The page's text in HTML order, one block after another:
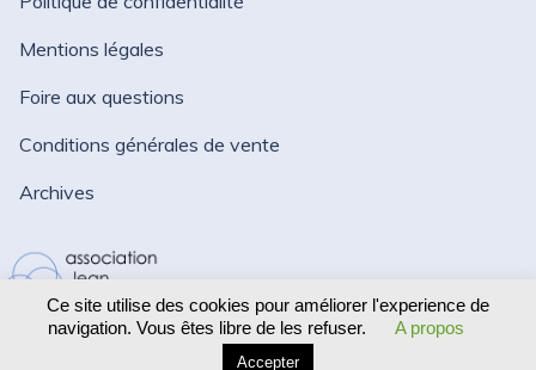
Mentions légales
Foire aux questions
Conditions générales de vente
Archives
Ce site utilise des cookies pour améliorer l'experience de
navigation. Vous êtes libre de les refuser.
A propos
Accepter